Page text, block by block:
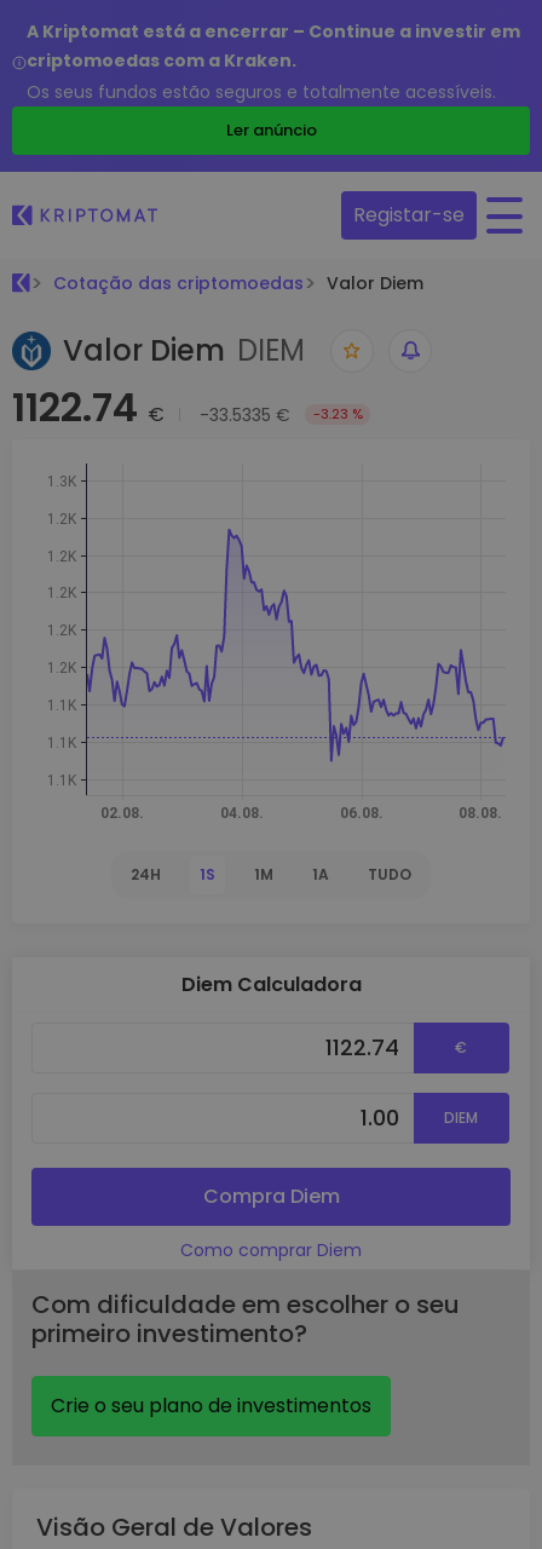
A Kriptomat está a encerrar – Continue a investir em
criptomoedas com a Kraken.
Os seus fundos estão seguros e totalmente acessíveis.
Ler anúncio
Registar-se
Cotação das criptomoedas Valor Diem
Valor Diem DIEM
1122.74 € -33.5335 € -3.23 %
24H 1S 1M 1A TUDO
Diem Calculadora
€
DIEM
Compra Diem
Como comprar Diem
Com dificuldade em escolher o seu
primeiro investimento?
Crie o seu plano de investimentos
Visão Geral de Valores